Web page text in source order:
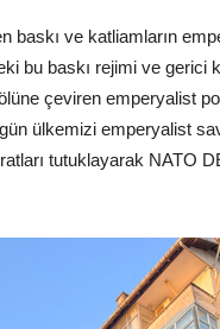
baskı ve katliamların
bu baskı rejimi ve
çeviren emperyalist
ülkemizi emperyalist
tutuklayarak NATO